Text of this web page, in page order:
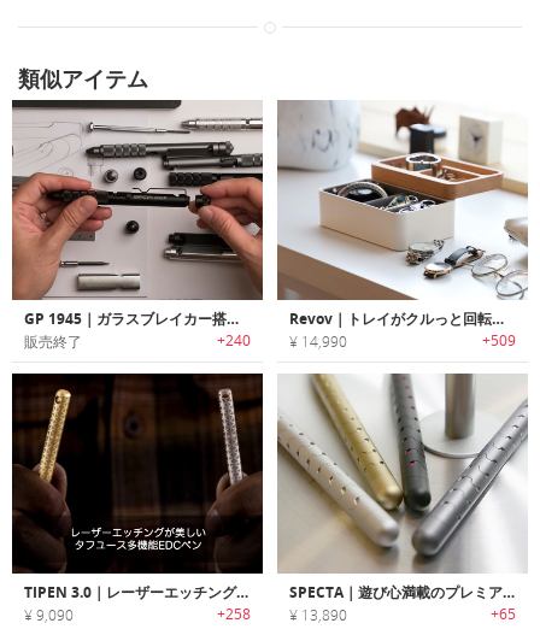
類似アイテム
GP 1945｜ガラスブレイカー搭載EDCペン「GP 1945」
販売終了 +240
Revov｜トレイがクルっと回転するアクセサリーオーガナイザー「レヴォヴ」
¥ 14,990 +509
TIPEN 3.0｜レーザーエッチングが美しいタフユース多機能EDCペン「タイペン3.0」
¥ 9,090 +258
SPECTA｜遊び心満載のプレミアム合金ペン・フィジェットボール「スペクタ」
¥ 13,890 +65